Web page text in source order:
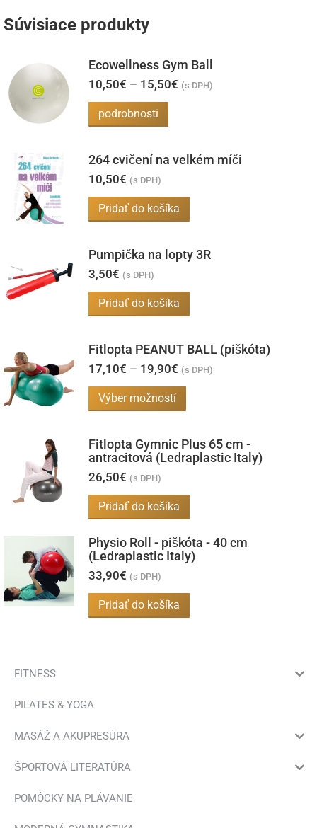
Súvisiace produkty
Ecowellness Gym Ball
10,50€ – 15,50€ Price
range:
(s DPH)
podrobnosti
produkt
Možnosti
môžete
na
stránke
264 cvičení na velkém míči
10,50€ (s DPH)
Pridať do košíka
Pumpička na lopty 3R
3,50€ (s DPH)
Pridať do košíka
Fitlopta PEANUT BALL (piškóta)
17,10€ – 19,90€ Price
range:
17,10€
19,90€
(s DPH)
Výber možností
produkt
viacero
Možnosti
môžete
vybrať
stránke
produktu.
Fitlopta Gymnic Plus 65 cm -
antracitová (Ledraplastic Italy)
26,50€ (s DPH)
Pridať do košíka
Physio Roll - piškóta - 40 cm
(Ledraplastic Italy)
33,90€ (s DPH)
Pridať do košíka
FITNESS
PILATES & YOGA
MASÁŽ A AKUPRESÚRA
ŠPORTOVÁ LITERATÚRA
POMÔCKY NA PLÁVANIE